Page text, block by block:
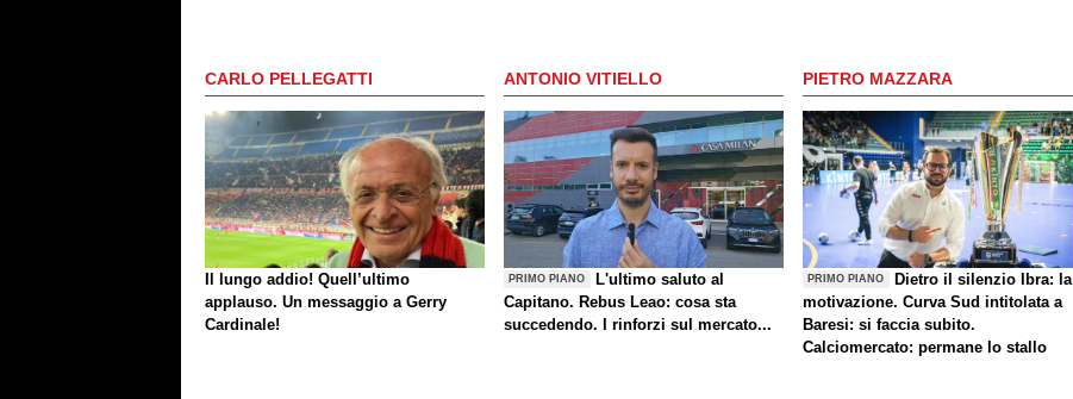
CARLO PELLEGATTI
Il lungo addio! Quell’ultimo
applauso. Un messaggio a Gerry
Cardinale!
ANTONIO VITIELLO
PRIMO PIANO
L'ultimo saluto al
Capitano. Rebus Leao: cosa sta
succedendo. I rinforzi sul mercato...
PIETRO MAZZARA
PRIMO PIANO
Dietro il silenzio Ibra: la
motivazione. Curva Sud intitolata a
Baresi: si faccia subito.
Calciomercato: permane lo stallo